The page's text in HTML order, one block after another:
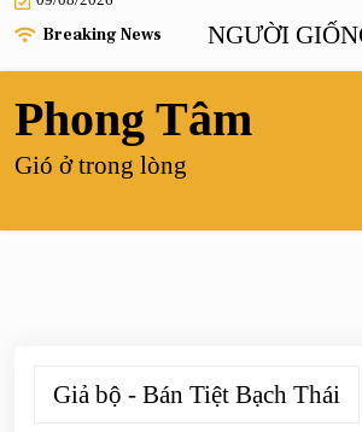
contentBreaking News
ANH HOẶC NGƯỜI GIỐNG
Phong Tâm
Gió ở trong lòng
Giả bộ - Bán Tiệt Bạch Thái